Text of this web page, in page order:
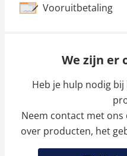
Vooruitbetaling
We zijn er
Heb je hulp nodig
Neem contact met
over producten, het